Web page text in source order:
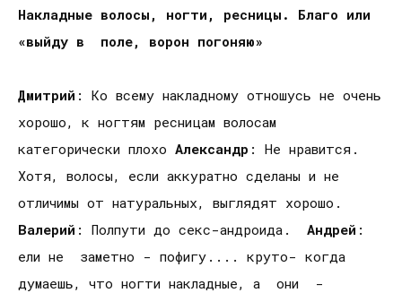
Накладные волосы, ногти, ресницы. Благо или
«выйду в поле, ворон погоняю»
Дмитрий : Ко всему накладному отношусь не очень
хорошо, к ногтям ресницам волосам
категорически плохо Александр : Не нравится.
Хотя, волосы, если аккуратно сделаны и не
отличимы от натуральных, выглядят хорошо.
Валерий : Полпути до секс-андроида. Андрей :
ели не заметно - пофигу.... круто- когда
думаешь, что ногти накладные, а они -